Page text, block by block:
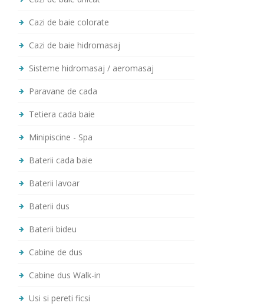
Cazi de baie colorate
Cazi de baie hidromasaj
Sisteme hidromasaj / aeromasaj
Paravane de cada
Tetiera cada baie
Minipiscine - Spa
Baterii cada baie
Baterii lavoar
Baterii dus
Baterii bideu
Cabine de dus
Cabine dus Walk-in
Usi si pereti ficsi